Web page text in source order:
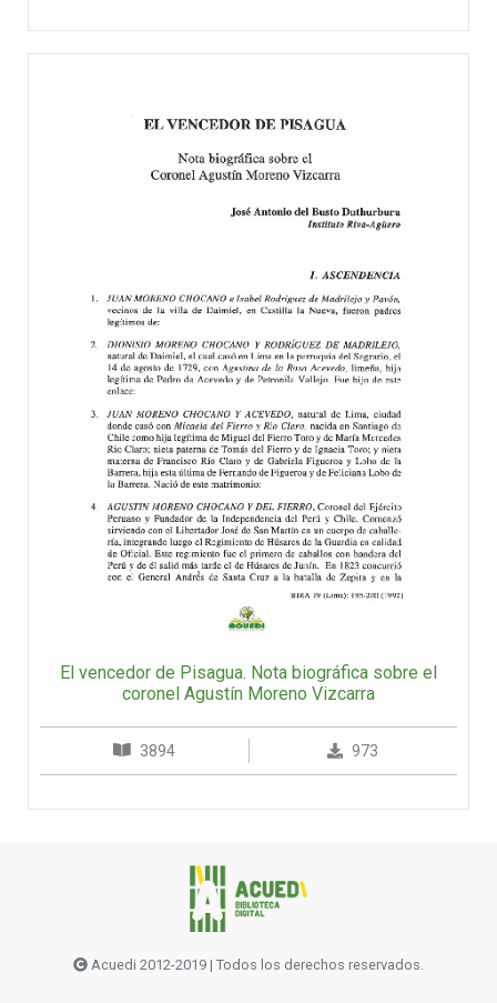
El vencedor de Pisagua. Nota biográfica sobre el
coronel Agustín Moreno Vizcarra
3894 973
Acuedi 2012-2019 | Todos los derechos reservados.